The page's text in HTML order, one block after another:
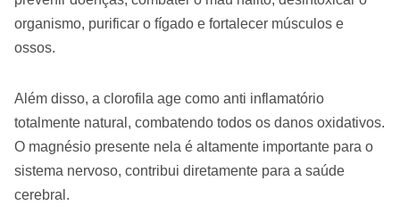
organismo, purificar o fígado e fortalecer músculos e
ossos.
Além disso, a clorofila age como anti inflamatório
totalmente natural, combatendo todos os danos oxidativos.
O magnésio presente nela é altamente importante para o
sistema nervoso, contribui diretamente para a saúde
cerebral.